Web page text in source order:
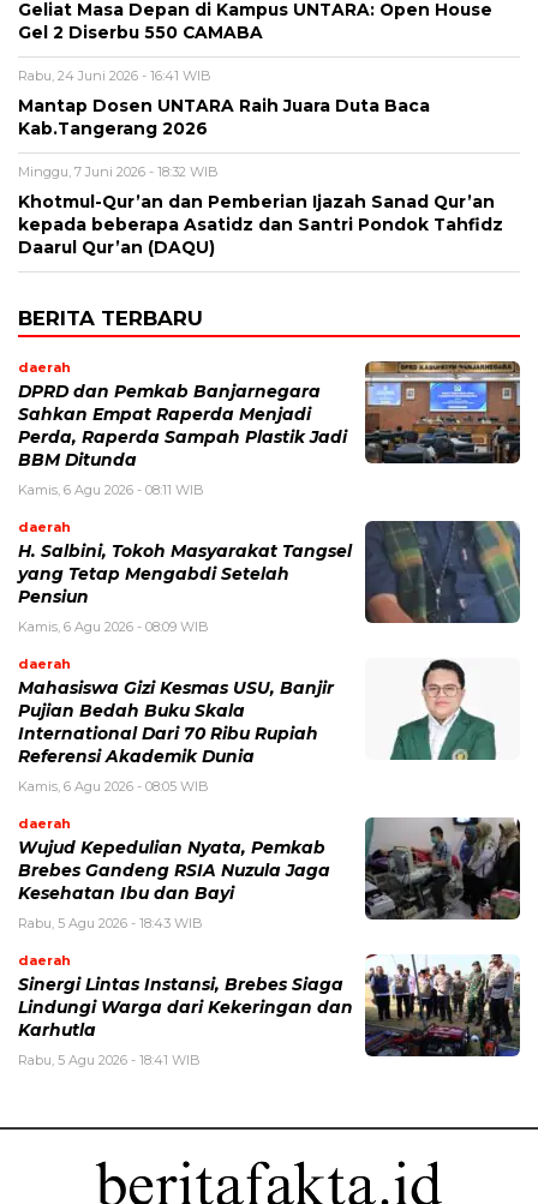
Geliat Masa Depan di Kampus UNTARA: Open House
Gel 2 Diserbu 550 CAMABA
Rabu, 24 Juni 2026 - 16:41 WIB
Mantap Dosen UNTARA Raih Juara Duta Baca
Kab.Tangerang 2026
Minggu, 7 Juni 2026 - 18:32 WIB
Khotmul-Qur’an dan Pemberian Ijazah Sanad Qur’an
kepada beberapa Asatidz dan Santri Pondok Tahfidz
Daarul Qur’an (DAQU)
BERITA TERBARU
daerah
DPRD dan Pemkab Banjarnegara
Sahkan Empat Raperda Menjadi
Perda, Raperda Sampah Plastik Jadi
BBM Ditunda
Kamis, 6 Agu 2026 - 08:11 WIB
daerah
H. Salbini, Tokoh Masyarakat Tangsel
yang Tetap Mengabdi Setelah
Pensiun
Kamis, 6 Agu 2026 - 08:09 WIB
daerah
Mahasiswa Gizi Kesmas USU, Banjir
Pujian Bedah Buku Skala
International Dari 70 Ribu Rupiah
Referensi Akademik Dunia
Kamis, 6 Agu 2026 - 08:05 WIB
daerah
Wujud Kepedulian Nyata, Pemkab
Brebes Gandeng RSIA Nuzula Jaga
Kesehatan Ibu dan Bayi
Rabu, 5 Agu 2026 - 18:43 WIB
daerah
Sinergi Lintas Instansi, Brebes Siaga
Lindungi Warga dari Kekeringan dan
Karhutla
Rabu, 5 Agu 2026 - 18:41 WIB